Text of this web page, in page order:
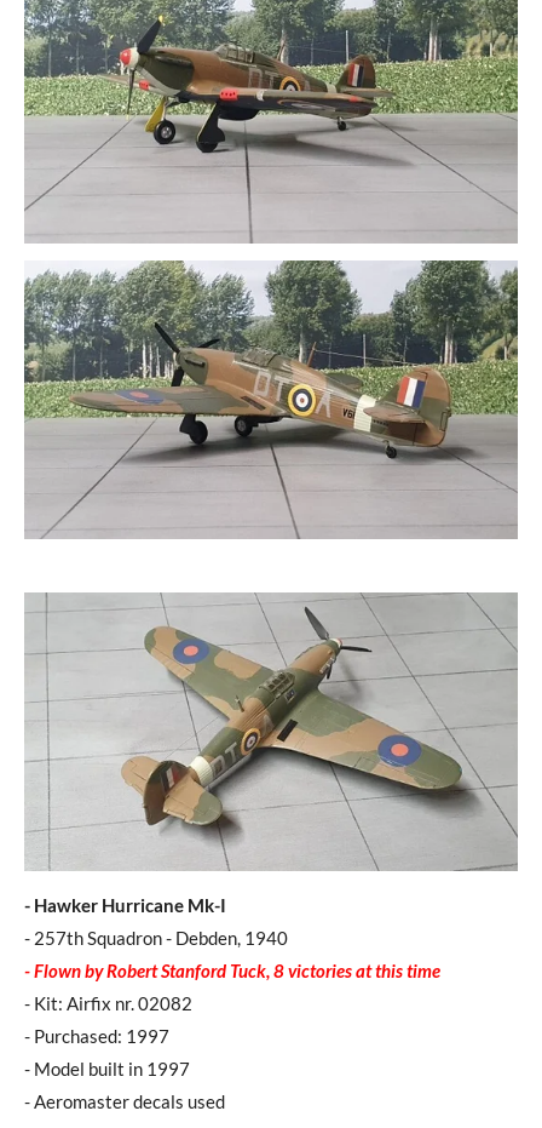
- Hawker Hurricane Mk-I
- 257th Squadron - Debden, 1940
- Flown by Robert Stanford Tuck, 8 victories at this time
- Kit: Airfix nr. 02082
- Purchased: 1997
- Model built in 1997
- Aeromaster decals used